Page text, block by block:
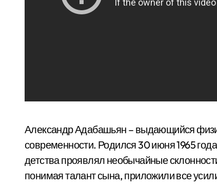
Александр Адабашьян – выдающийся
современности. Родился 30 июня 1965
детства проявлял необычайные
понимая талант сына, приложили все